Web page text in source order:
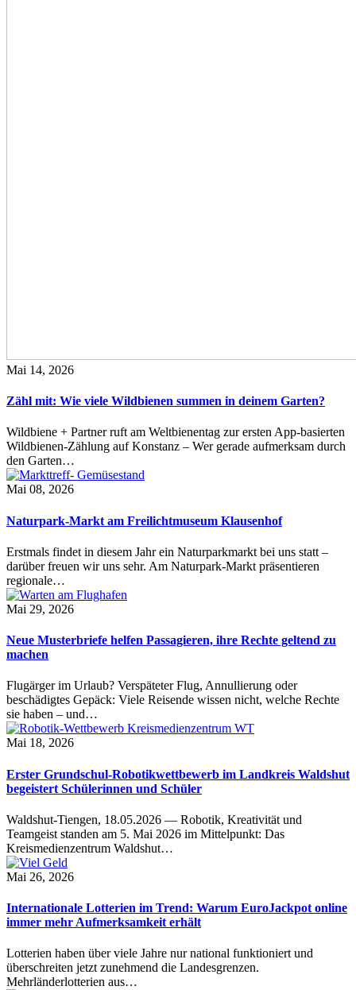
Mai 14, 2026
Zähl mit: Wie viele Wildbienen summen in deinem Garten?
Wildbiene + Partner ruft am Weltbienentag zur ersten App-basierten
Wildbienen-Zählung auf Konstanz – Wer gerade aufmerksam durch
den Garten…
Mai 08, 2026
Naturpark-Markt am Freilichtmuseum Klausenhof
Erstmals findet in diesem Jahr ein Naturparkmarkt bei uns statt –
darüber freuen wir uns sehr. Am Naturpark-Markt präsentieren
regionale…
Mai 29, 2026
Neue Musterbriefe helfen Passagieren, ihre Rechte geltend zu
machen
Flugärger im Urlaub? Verspäteter Flug, Annullierung oder
beschädigtes Gepäck: Viele Reisende wissen nicht, welche Rechte
sie haben – und…
Mai 18, 2026
Erster Grundschul-Robotikwettbewerb im Landkreis Waldshut
begeistert Schülerinnen und Schüler
Waldshut-Tiengen, 18.05.2026 — Robotik, Kreativität und
Teamgeist standen am 5. Mai 2026 im Mittelpunkt: Das
Kreismedienzentrum Waldshut…
Mai 26, 2026
Internationale Lotterien im Trend: Warum EuroJackpot online
immer mehr Aufmerksamkeit erhält
Lotterien haben über viele Jahre nur national funktioniert und
überschreiten jetzt zunehmend die Landesgrenzen.
Mehrländerlotterien aus…